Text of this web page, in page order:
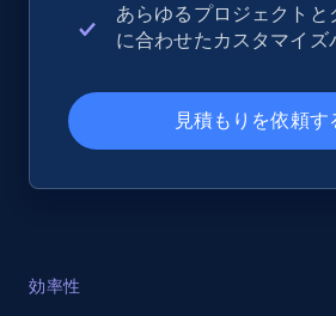
Sku, Product id, Product name,
and more.
355+
あらゆるプロジェクトと
に合わせたカスタマイズ
見積もりを依頼す
効率性